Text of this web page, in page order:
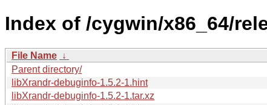
Index of /cygwin/x86_64/
File Name ↓
Parent directory/
libXrandr-debuginfo-1.5.2-1.hint
libXrandr-debuginfo-1.5.2-1.tar.xz